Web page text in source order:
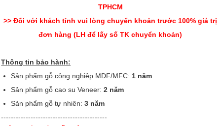
TPHCM
>> Đối với khách tỉnh vui lòng chuyển khoản trước 100% giá trị
đơn hàng (LH để lấy số TK chuyển khoản)
Thông tin bảo hành:
Sản phẩm gỗ công nghiệp MDF/MFC:1 năm
Sản phẩm gỗ cao su Veneer:2 năm
Sản phẩm gỗ tự nhiên:3 năm
-------------------------------------------